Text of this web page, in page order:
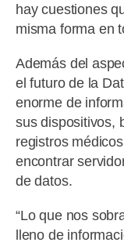
hay cuestiones
misma forma en
Además del
el futuro de la
enorme de
sus dispositivos,
registros
encontrar
de datos.
“Lo que nos
lleno de